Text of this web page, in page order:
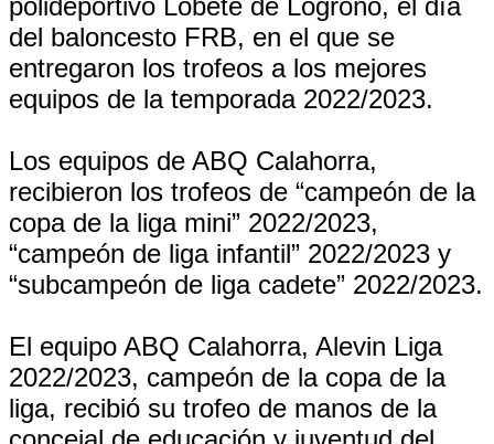
polideportivo Lobete de Logroño, el día
del baloncesto FRB, en el que se
entregaron los trofeos a los mejores
equipos de la temporada 2022/2023.
Los equipos de ABQ Calahorra,
recibieron los trofeos de “campeón de la
copa de la liga mini” 2022/2023,
“campeón de liga infantil” 2022/2023 y
“subcampeón de liga cadete” 2022/2023.
El equipo ABQ Calahorra, Alevin Liga
2022/2023, campeón de la copa de la
liga, recibió su trofeo de manos de la